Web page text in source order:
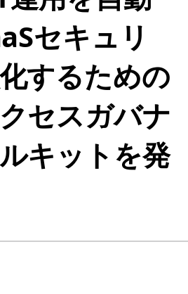
セキュリ
するための
セスガバナ
キットを発